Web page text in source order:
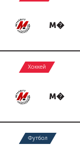
М�
Хоккей
М�
Футбол